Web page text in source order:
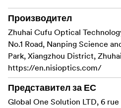
повърхностите на този
NiSi Optical Nano Coating.
Този вертикален
Graduated IRND е
което осигурява яснота
Градуираният филтър с
потъмнява светлите
като например небето,
Производител
Zhuhai Cufu Optical
No.1 Road, Nanping Science
Park, Xiangzhou District,
https://en.nisioptics.com/
Представител за ЕС
Global One Solution LTD, 6 rue